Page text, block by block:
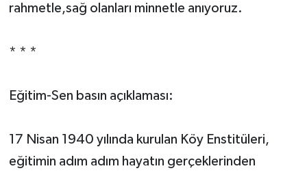
rahmetle,sağ olanları minnetle anıyoruz.
* * *
Eğitim-Sen basın açıklaması:
17 Nisan 1940 yılında kurulan Köy Enstitüleri,
eğitimin adım adım hayatın gerçeklerinden